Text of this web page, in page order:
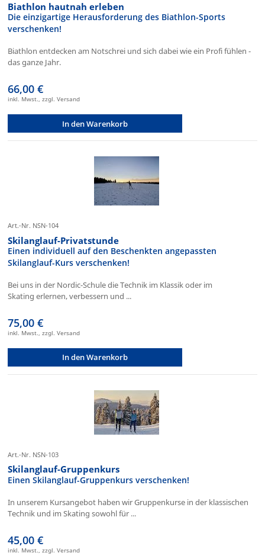
Biathlon hautnah erleben
Die einzigartige Herausforderung des Biathlon-Sports
verschenken!
Biathlon entdecken am Notschrei und sich dabei wie ein Profi fühlen -
das ganze Jahr.
66,00 €
inkl. Mwst., zzgl. Versand
In den Warenkorb
Art.-Nr. NSN-104
Skilanglauf-Privatstunde
Einen individuell auf den Beschenkten angepassten
Skilanglauf-Kurs verschenken!
Bei uns in der Nordic-Schule die Technik im Klassik oder im
Skating erlernen, verbessern und ...
75,00 €
inkl. Mwst., zzgl. Versand
In den Warenkorb
Art.-Nr. NSN-103
Skilanglauf-Gruppenkurs
Einen Skilanglauf-Gruppenkurs verschenken!
In unserem Kursangebot haben wir Gruppenkurse in der klassischen
Technik und im Skating sowohl für ...
45,00 €
inkl. Mwst., zzgl. Versand